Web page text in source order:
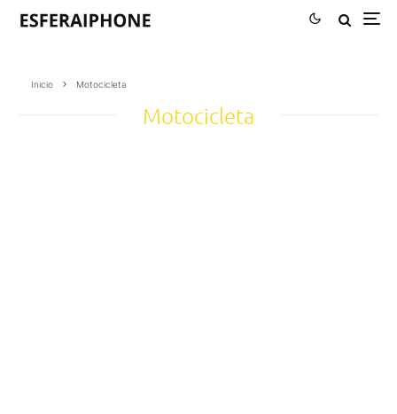
Inicio Motocicleta
Motocicleta